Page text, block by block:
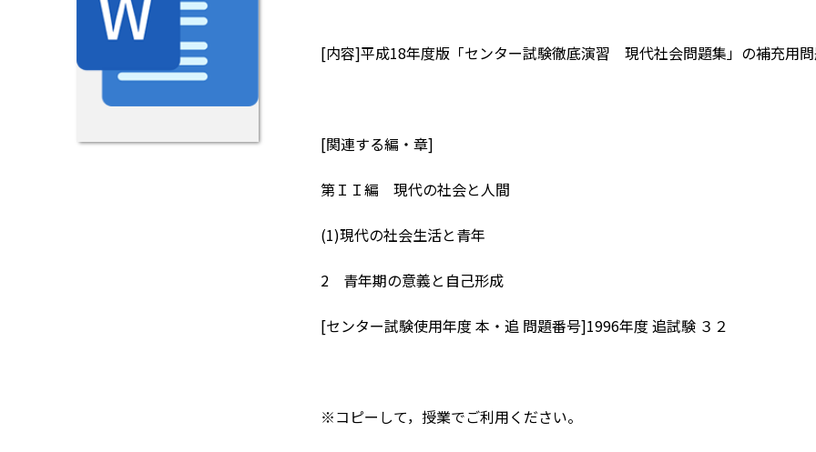
[内容]平成18年度版「センター試験徹底演習 現代社会問題集」の補充用問
[関連する編・章]
第ＩＩ編 現代の社会と人間
(1)現代の社会生活と青年
2 青年期の意義と自己形成
[センター試験使用年度 本・追 問題番号]1996年度 追試験 ３２
※コピーして，授業でご利用ください。